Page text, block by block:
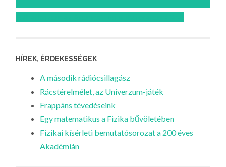
HÍREK, ÉRDEKESSÉGEK
A második rádiócsillagász
Rácstérelmélet, az Univerzum-játék
Frappáns tévedéseink
Egy matematikus a Fizika bűvöletében
Fizikai kísérleti bemutatósorozat a 200 éves
Akadémián